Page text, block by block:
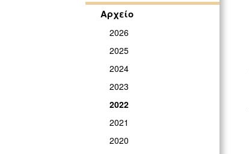
Αρχείο
2026
2025
2024
2023
2022
2021
2020